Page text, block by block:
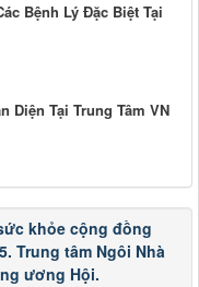
Bệnh Lý Đặc Biệt Tại
Diện Tại Trung Tâm VN
khỏe cộng đồng
Trung tâm Ngôi Nhà
ương Hội.